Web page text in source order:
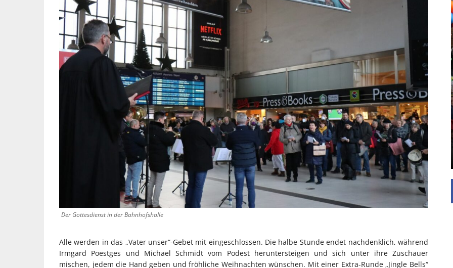
Der Gottesdienst in der Bahnhofshalle
Alle werden in das „Vater unser“-Gebet mit eingeschlossen. Die halbe Stunde endet nachdenklich, während
Irmgard Poestges und Michael Schmidt vom Podest heruntersteigen und sich unter ihre Zuschauer
mischen, jedem die Hand geben und fröhliche Weihnachten wünschen. Mit einer Extra-Runde „Jingle Bells“
INDUSTRIELLER CHIC: WIE
KUNSTSTOFFFENSTER DEN
LOFT-STIL IN IHREM
EINFAMILIENHAUS
UNTERSTÜTZEN
Die Inspiration des industriellen Chics sind die
Werkshallen des Industriezeitalters. Die Basis für
diesen Stil sind große Räume, schlicht gehalten
mit rustikalen Elementen und großen
Fensterflächen. Wie so vieles wurde ...